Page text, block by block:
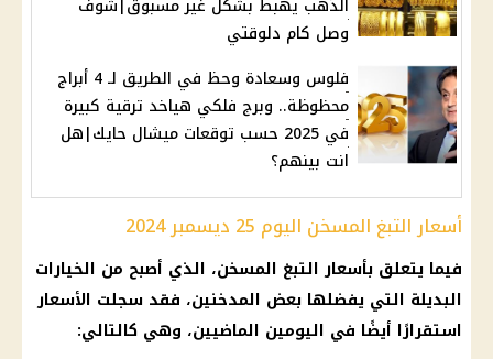
وصل كام دلوقتي
فلوس وسعادة وحظ في الطريق لـ 4 أبراج
محظوظة.. وبرج فلكي هياخد ترقية كبيرة
في 2025 حسب توقعات ميشال حايك|هل
انت بينهم؟
أسعار التبغ المسخن اليوم 25 ديسمبر 2024
فيما يتعلق بأسعارالتبغ المسخن، الذي أصبح من الخيارات
البديلة التي يفضلها بعض المدخنين، فقد سجلت الأسعار
استقرارًا أيضًا في اليومين الماضيين، وهي كالتالي: